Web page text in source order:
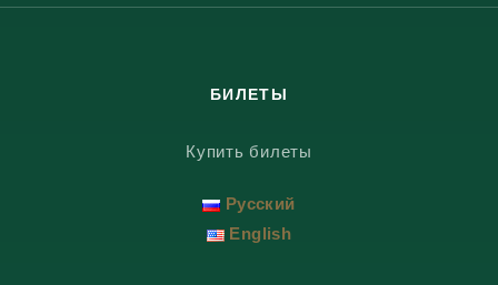
БИЛЕТЫ
Купить билеты
Русский
English